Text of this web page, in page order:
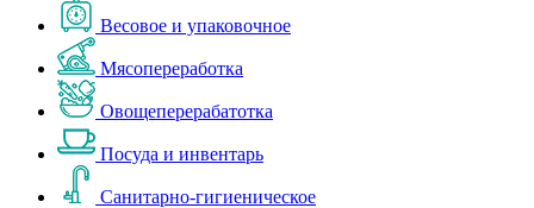
Весовое и упаковочное
Мясопереработка
Овощеперерабатотка
Посуда и инвентарь
Санитарно-гигиеническое